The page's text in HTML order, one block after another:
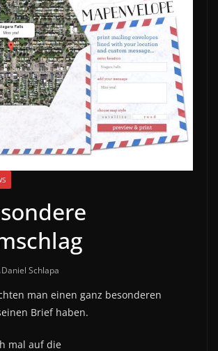
Daniel Schlapa
man einen ganz besonderen
Brief haben.
mal auf die